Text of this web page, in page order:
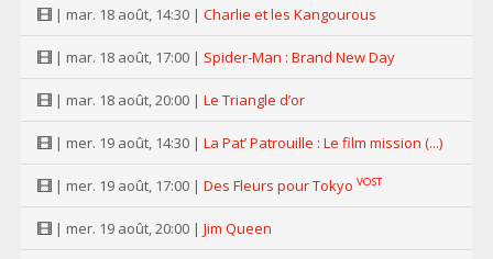
| mar. 18 août, 14:30 | Charlie et les Kangourous
| mar. 18 août, 17:00 | Spider-Man : Brand New Day
| mar. 18 août, 20:00 | Le Triangle d’or
| mer. 19 août, 14:30 | La Pat’ Patrouille : Le film mission (...)
| mer. 19 août, 17:00 | Des Fleurs pour Tokyo VOST
| mer. 19 août, 20:00 | Jim Queen